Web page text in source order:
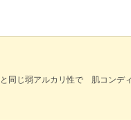
同じ弱アルカリ性で 肌コンデ